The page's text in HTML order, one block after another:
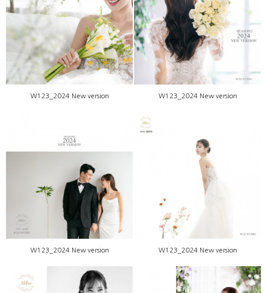
W123_2024 New version
W123_2024 New version
W123_2024 New version
W123_2024 New version
W123_2024 New version
W123_2024 New version
W123_2024 New version
W123_2024 New version